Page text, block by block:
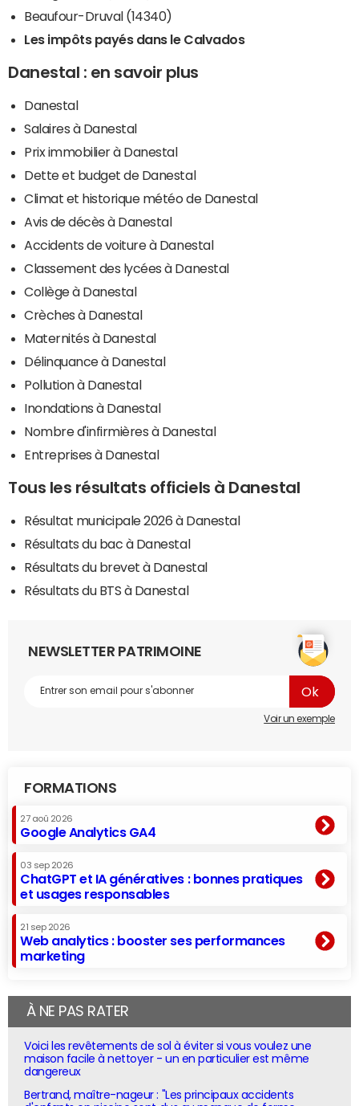
Beaufour-Druval (14340)
Les impôts payés dans le Calvados
Danestal : en savoir plus
Danestal
Salaires à Danestal
Prix immobilier à Danestal
Dette et budget de Danestal
Climat et historique météo de Danestal
Avis de décès à Danestal
Accidents de voiture à Danestal
Classement des lycées à Danestal
Collège à Danestal
Crèches à Danestal
Maternités à Danestal
Délinquance à Danestal
Pollution à Danestal
Inondations à Danestal
Nombre d'infirmières à Danestal
Entreprises à Danestal
Tous les résultats officiels à Danestal
Résultat municipale 2026 à Danestal
Résultats du bac à Danestal
Résultats du brevet à Danestal
Résultats du BTS à Danestal
NEWSLETTER PATRIMOINE
Voir un exemple
FORMATIONS
27 aoû 2026
Google Analytics GA4
03 sep 2026
ChatGPT et IA génératives : bonnes pratiques
et usages responsables
21 sep 2026
Web analytics : booster ses performances
marketing
À NE PAS RATER
Voici les revêtements de sol à éviter si vous voulez une
maison facile à nettoyer - un en particulier est même
dangereux
Bertrand, maître-nageur : "Les principaux accidents